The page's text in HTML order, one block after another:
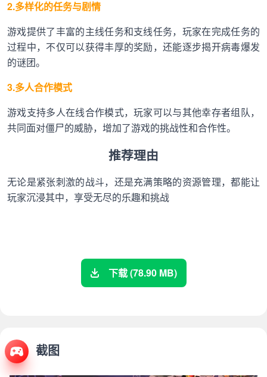
2.多样化的任务与剧情
游戏提供了丰富的主线任务和支线任务，玩家在完成任务的
过程中，不仅可以获得丰厚的奖励，还能逐步揭开病毒爆发
的谜团。
3.多人合作模式
游戏支持多人在线合作模式，玩家可以与其他幸存者组队，
共同面对僵尸的威胁，增加了游戏的挑战性和合作性。
推荐理由
无论是紧张刺激的战斗，还是充满策略的资源管理，都能让
玩家沉浸其中，享受无尽的乐趣和挑战
下载 (78.90 MB)
截图